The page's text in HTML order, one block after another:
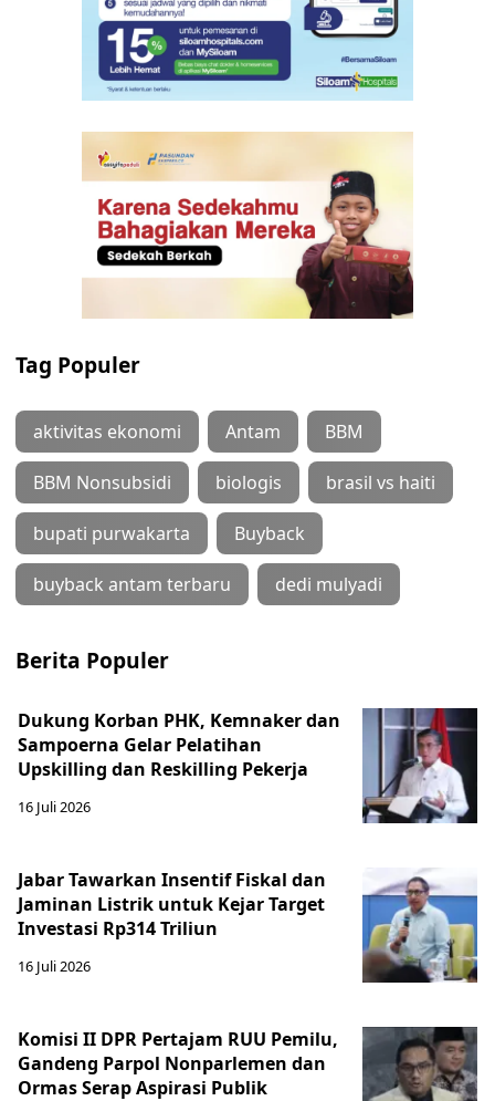
Tag Populer
aktivitas ekonomi Antam BBM
BBM Nonsubsidi biologis brasil vs haiti
bupati purwakarta Buyback
buyback antam terbaru dedi mulyadi
Berita Populer
Dukung Korban PHK, Kemnaker dan
Sampoerna Gelar Pelatihan
Upskilling dan Reskilling Pekerja
16 Juli 2026
Jabar Tawarkan Insentif Fiskal dan
Jaminan Listrik untuk Kejar Target
Investasi Rp314 Triliun
16 Juli 2026
Komisi II DPR Pertajam RUU Pemilu,
Gandeng Parpol Nonparlemen dan
Ormas Serap Aspirasi Publik